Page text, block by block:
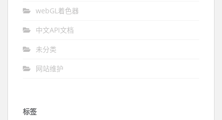
webGL着色器
中文API文档
未分类
网站维护
标签